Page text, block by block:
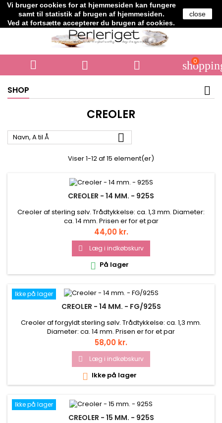
Vi bruger cookies for at hjemmesiden kan fungere
samt til statistik af brugen af hjemmesiden.
Ved at fortsætte accepterer du brugen af cookies.
close
Telefon: +45 61706364
   0
SHOP
CREOLER
Navn, A til Å 
Viser 1-12 af 15 element(er)
CREOLER - 14 MM. - 925S
Creoler af sterling sølv. Trådtykkelse: ca. 1,3 mm. Diameter:
ca. 14 mm. Prisen er for et par
Pris
44,00 kr.
 Læg i indkøbskurv
 På lager
Ikke på lager
CREOLER - 14 MM. - FG/925S
Creoler af forgyldt sterling sølv. Trådtykkelse: ca. 1,3 mm.
Diameter: ca. 14 mm. Prisen er for et par
Pris
58,00 kr.
 Læg i indkøbskurv
 Ikke på lager
Ikke på lager
CREOLER - 15 MM. - 925S